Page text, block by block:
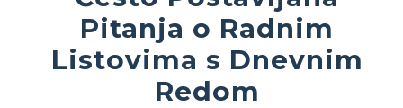
Pitanja o Radnim
Listovima s Dnevnim
Redom